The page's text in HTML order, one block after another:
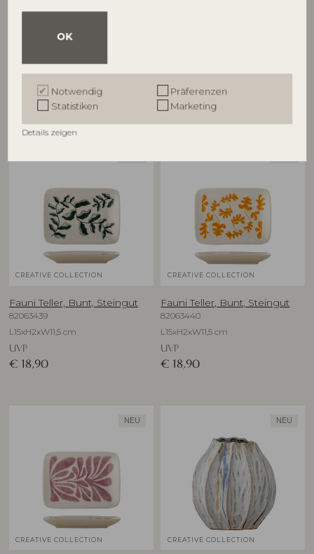
OK
Notwendig
Präferenzen
Statistiken
Marketing
Details zeigen
L35,35xH4,5xW30,5 cm
74,90
€ 47,90
CREATIVE COLLECTION
Fauni Teller, Bunt, Steingut
82063439
L15xH2xW11,5 cm
UVP
€ 18,90
CREATIVE COLLECTION
Fauni Teller, Bunt, Steingut
82063440
L15xH2xW11,5 cm
UVP
€ 18,90
NEU
CREATIVE COLLECTION
NEU
CREATIVE COLLECTION